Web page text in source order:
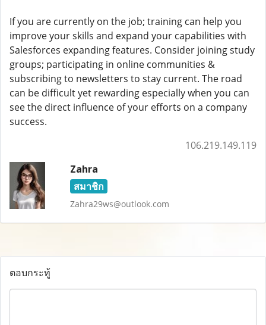
If you are currently on the job; training can help you
improve your skills and expand your capabilities with
Salesforces expanding features. Consider joining study
groups; participating in online communities &
subscribing to newsletters to stay current. The road
can be difficult yet rewarding especially when you can
see the direct influence of your efforts on a company
success.
106.219.149.119
Zahra
สมาชิก
Zahra29ws@outlook.com
ตอบกระทู้